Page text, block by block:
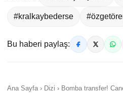
#kralkaybederse
Bu haberi paylaş:
Ana Sayfa › Dizi › Bomba transfer!